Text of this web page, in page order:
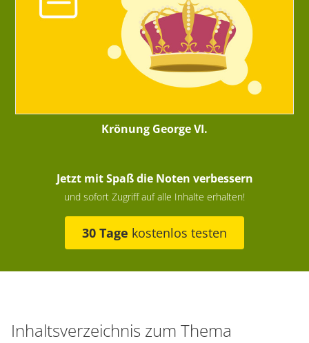
Krönung George VI.
Jetzt mit Spaß die Noten verbessern
und sofort Zugriff auf alle Inhalte erhalten!
30 Tage kostenlos testen
Inhaltsverzeichnis zum Thema